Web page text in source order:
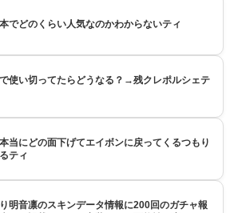
でどのくらい人気なのかわからないティ
使い切ってたらどうなる？→残クレポルシェテ
当にどの面下げてエイボンに戻ってくるつもり
ティ
明音凛のスキンデータ情報に200回のガチャ報